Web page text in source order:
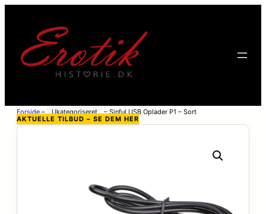
Forside– Ukategoriseret –Sinful USB Oplader P1 – Sort
AKTUELLE TILBUD – SE DEM HER